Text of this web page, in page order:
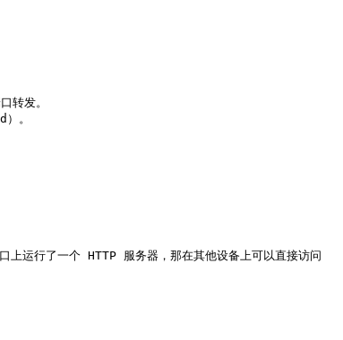
。
行了一个 HTTP 服务器，那在其他设备上可以直接访问